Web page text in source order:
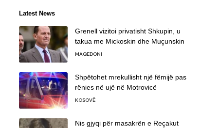
Latest News
Grenell vizitoi privatisht Shkupin, u
takua me Mickoskin dhe Muçunskin
MAQEDONI
Shpëtohet mrekullisht një fëmijë pas
rënies në ujë në Motrovicë
KOSOVË
Nis gjyqi për masakrën e Reçakut